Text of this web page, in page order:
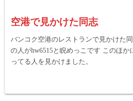
空港で見かけた同志
バンコク空港のレストランで見かけた
の人がhw6515と睨めっこです このほか
ってる人を見かけました。